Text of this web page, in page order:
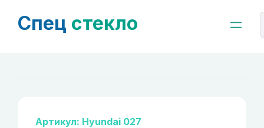
Спец стекло
Артикул: Hyundai 027